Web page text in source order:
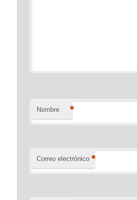
Nombre *
Correo electrónico *